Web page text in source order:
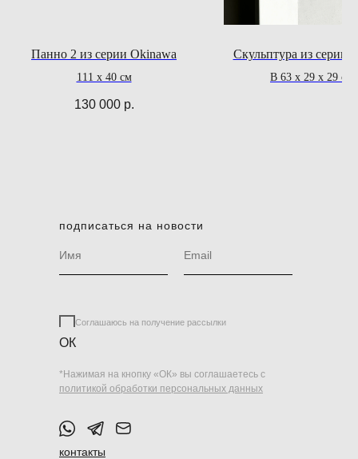
Панно 2 из серии Okinawa
111 x 40 см
130 000 р.
Скульптура из серии
В 63 х 29 х 29 см
подписаться на новости
Соглашаюсь на получение рассылки
ОК
контакты
*Нажимая на кнопку «ОК» вы соглашаетесь с
политикой обработки персональных данных